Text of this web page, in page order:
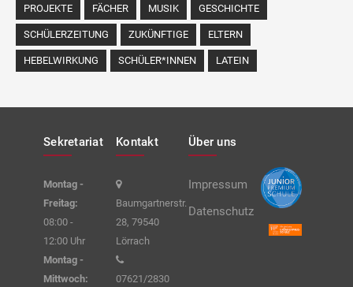
PROJEKTE FÄCHER MUSIK GESCHICHTE
SCHÜLERZEITUNG ZUKÜNFTIGE ELTERN
HEBELWIRKUNG SCHÜLER*INNEN LATEIN
Sekretariat
Montag -
Freitag:
08:00 -
12:00 Uhr
Montag -
Mittwoch:
Kontakt
Baumgartnerstr.
28, 79540
Lörrach
07621/2830
Über uns
Impressum
Datenschutz